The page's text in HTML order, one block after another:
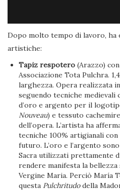
Dopo molto tempo di lavoro, ha
artistiche:
Tapiz respotero (Arazzo)
Associazione Tota Pulchra.
larghezza. Opera realizzata
seguendo tecniche
d’oro e argento per il
Nouveau) e tessuto
dell’opera. L’artista ha
tecniche 100% artigianali
futuro. L’oro e l’argento
Sacra utilizzati prettamente
rendere manifesta la
Vergine Maria. Perciò María
questa Pulchritudodella